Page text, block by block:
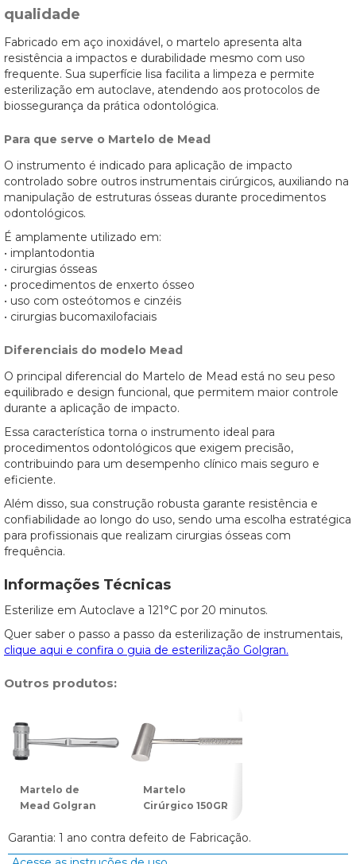
qualidade
Fabricado em aço inoxidável, o martelo apresenta alta
resistência a impactos e durabilidade mesmo com uso
frequente. Sua superfície lisa facilita a limpeza e permite
esterilização em autoclave, atendendo aos protocolos de
biossegurança da prática odontológica.
Para que serve o Martelo de Mead
O instrumento é indicado para aplicação de impacto
controlado sobre outros instrumentais cirúrgicos, auxiliando na
manipulação de estruturas ósseas durante procedimentos
odontológicos.
É amplamente utilizado em:
• implantodontia
• cirurgias ósseas
• procedimentos de enxerto ósseo
• uso com osteótomos e cinzéis
• cirurgias bucomaxilofaciais
Diferenciais do modelo Mead
O principal diferencial do Martelo de Mead está no seu peso
equilibrado e design funcional, que permitem maior controle
durante a aplicação de impacto.
Essa característica torna o instrumento ideal para
procedimentos odontológicos que exigem precisão,
contribuindo para um desempenho clínico mais seguro e
eficiente.
Além disso, sua construção robusta garante resistência e
confiabilidade ao longo do uso, sendo uma escolha estratégica
para profissionais que realizam cirurgias ósseas com
frequência.
Informações Técnicas
Esterilize em Autoclave a 121°C por 20 minutos.
Quer saber o passo a passo da esterilização de instrumentais,
clique aqui e confira o guia de esterilização Golgran.
Outros produtos:
Martelo de
Mead Golgran
Martelo
Cirúrgico 150GR
Garantia: 1 ano contra defeito de Fabricação.